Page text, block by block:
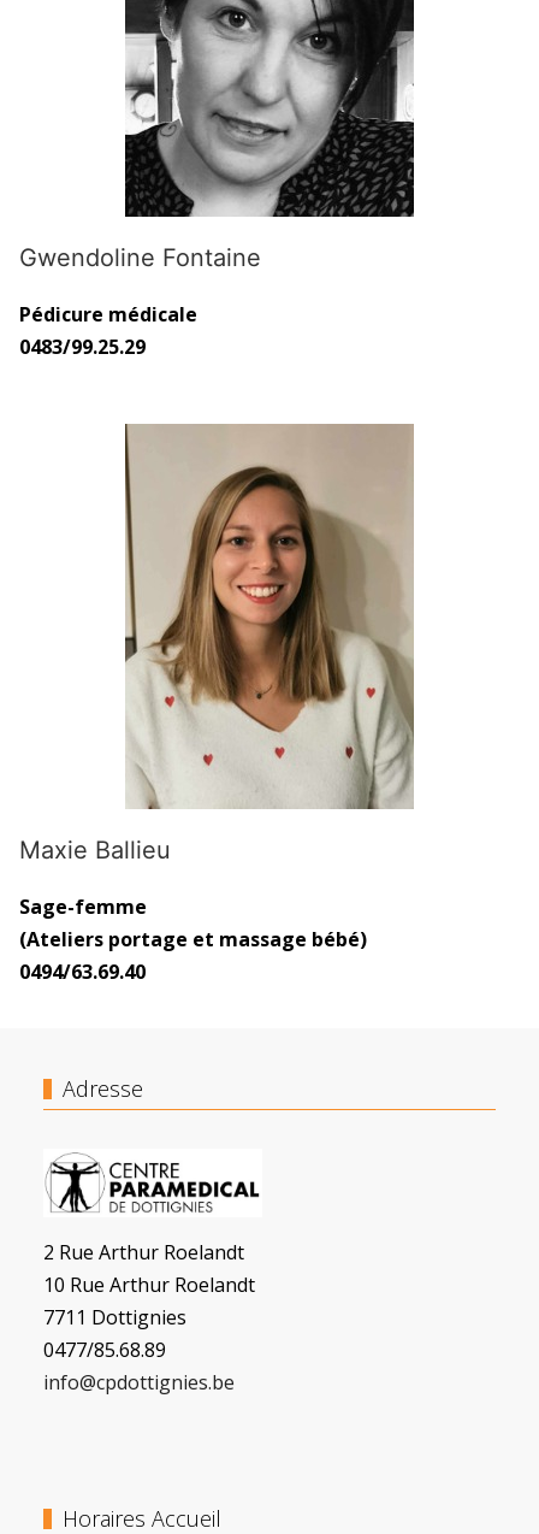
Gwendoline Fontaine
Pédicure médicale
0483/99.25.29
Maxie Ballieu
Sage-femme
(Ateliers portage et massage bébé)
0494/63.69.40
Adresse
2 Rue Arthur Roelandt
10 Rue Arthur Roelandt
7711 Dottignies
0477/85.68.89
info@cpdottignies.be
Horaires Accueil